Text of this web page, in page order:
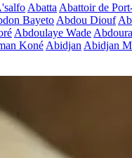
Abatta Abattoir de
Bayeto Abdou Diouf
Abdoulaye Wade
Koné Abidjan Abidjan